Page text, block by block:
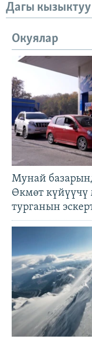
Дагы
Окуялар
Мунай
Өкмөт күйүүчү
турганын